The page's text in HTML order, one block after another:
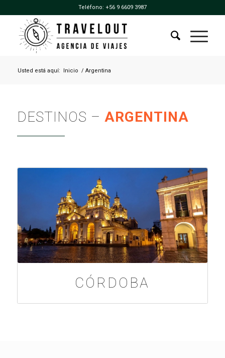
Teléfono: +56 9 6609 3987
Usted está aquí: Inicio / Argentina
DESTINOS – ARGENTINA
CÓRDOBA